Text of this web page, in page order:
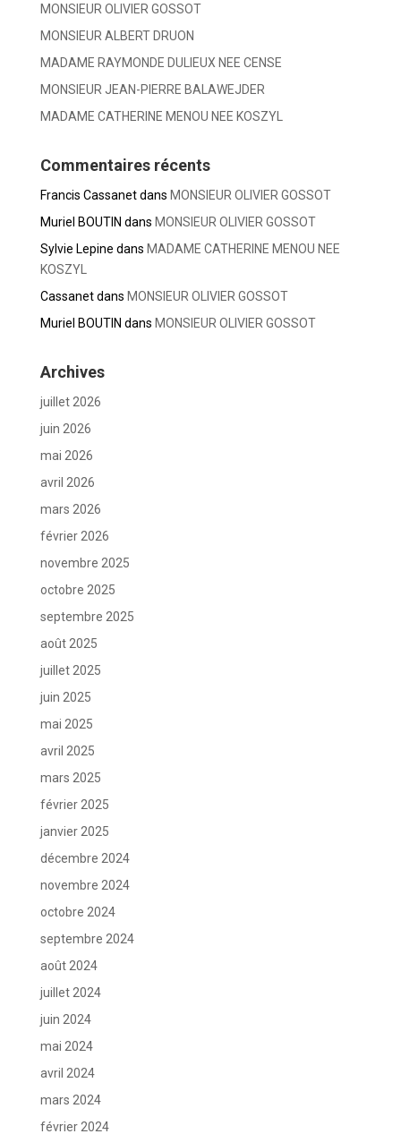
MONSIEUR OLIVIER GOSSOT
MONSIEUR ALBERT DRUON
MADAME RAYMONDE DULIEUX NEE CENSE
MONSIEUR JEAN-PIERRE BALAWEJDER
MADAME CATHERINE MENOU NEE KOSZYL
Commentaires récents
Francis Cassanetdans MONSIEUR OLIVIER GOSSOT
Muriel BOUTIN dans MONSIEUR OLIVIER GOSSOT
Sylvie Lepine dans MADAME CATHERINE MENOU NEE
KOSZYL
Cassanetdans MONSIEUR OLIVIER GOSSOT
Muriel BOUTIN dans MONSIEUR OLIVIER GOSSOT
Archives
juillet 2026
juin 2026
mai 2026
avril 2026
mars 2026
février 2026
novembre 2025
octobre 2025
septembre 2025
août 2025
juillet 2025
juin 2025
mai 2025
avril 2025
mars 2025
février 2025
janvier 2025
décembre 2024
novembre 2024
octobre 2024
septembre 2024
août 2024
juillet 2024
juin 2024
mai 2024
avril 2024
mars 2024
février 2024